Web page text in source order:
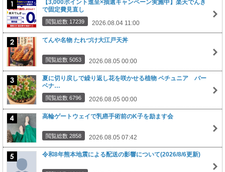
【3,000ポイント進呈×抽選キャンペーン実施中】楽天でんき
で固定費見直し
閲覧総数 17239 2026.08.04 11:00
てんや名物 たれづけ大江戸天丼
閲覧総数 5053 2026.08.05 00:00
夏に切り戻しで繰り返し花を咲かせる植物 ペチュニア バー
ベナ…
閲覧総数 6796 2026.08.05 00:00
高輪ゲートウェイで乳癌手術前のK子を励ます会
閲覧総数 2858 2026.08.05 07:42
令和8年熊本地震による配送の影響について(2026/8/6更新)